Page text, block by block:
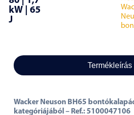
kW | 65
J
Termékleírás
Wacker Neuson BH65
kategóriájából – Ref.: 5100047106